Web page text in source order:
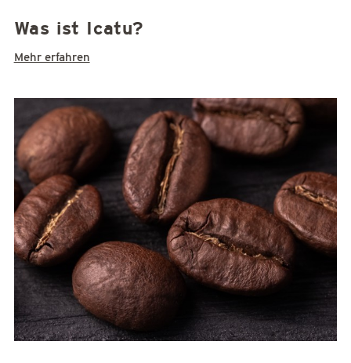
Was ist Icatu?
Mehr erfahren